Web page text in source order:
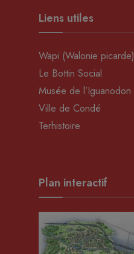
Liens utiles
Wapi (Walonie picarde)
Le Bottin Social
Musée de l’Iguanodon
Ville de Condé
Terhistoire
Plan interactif